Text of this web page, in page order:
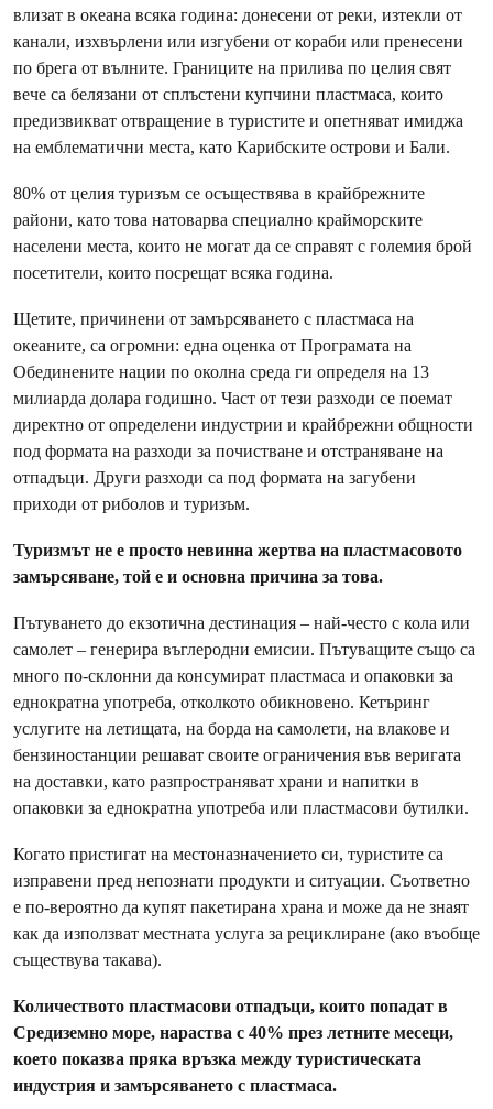
влизат в океана всяка година: донесени от реки, изтекли от
канали, изхвърлени или изгубени от кораби или пренесени
по брега от вълните. Границите на прилива по целия свят
вече са белязани от сплъстени купчини пластмаса, които
предизвикват отвращение в туристите и опетняват имиджа
на емблематични места, като Карибските острови и Бали.
80% от целия туризъм се осъществява в крайбрежните
райони, като това натоварва специално крайморските
населени места, които не могат да се справят с големия брой
посетители, които посрещат всяка година.
Щетите, причинени от замърсяването с пластмаса на
океаните, са огромни: една оценка от Програмата на
Обединените нации по околна среда ги определя на 13
милиарда долара годишно. Част от тези разходи се поемат
директно от определени индустрии и крайбрежни общности
под формата на разходи за почистване и отстраняване на
отпадъци. Други разходи са под формата на загубени
приходи от риболов и туризъм.
Туризмът не е просто невинна жертва на пластмасовото
замърсяване, той е и основна причина за това.
Пътуването до екзотична дестинация – най-често с кола или
самолет – генерира въглеродни емисии. Пътуващите също са
много по-склонни да консумират пластмаса и опаковки за
еднократна употреба, отколкото обикновено. Кетъринг
услугите на летищата, на борда на самолети, на влакове и
бензиностанции решават своите ограничения във веригата
на доставки, като разпространяват храни и напитки в
опаковки за еднократна употреба или пластмасови бутилки.
Когато пристигат на местоназначението си, туристите са
изправени пред непознати продукти и ситуации. Съответно
е по-вероятно да купят пакетирана храна и може да не знаят
как да използват местната услуга за рециклиране (ако въобще
съществува такава).
Количеството пластмасови отпадъци, които попадат в
Средиземно море, нараства с 40% през летните месеци,
което показва пряка връзка между туристическата
индустрия и замърсяването с пластмаса.